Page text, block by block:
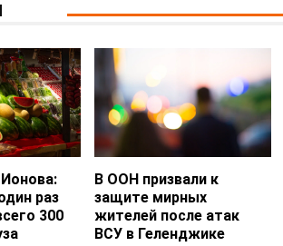
раз
300
В ООН призвали к
защите мирных
жителей после атак
ВСУ в Геленджике